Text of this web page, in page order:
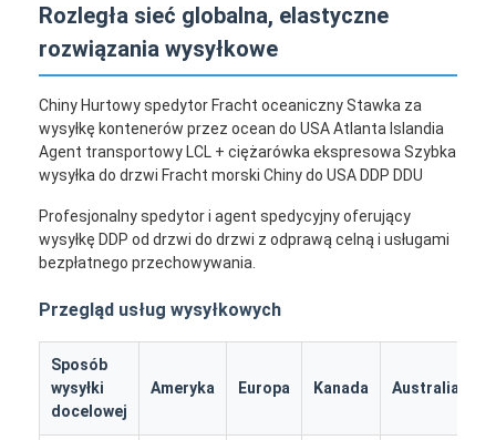
Rozległa sieć globalna, elastyczne
rozwiązania wysyłkowe
Chiny Hurtowy spedytor Fracht oceaniczny Stawka za
wysyłkę kontenerów przez ocean do USA Atlanta Islandia
Agent transportowy LCL + ciężarówka ekspresowa Szybka
wysyłka do drzwi Fracht morski Chiny do USA DDP DDU
Profesjonalny spedytor i agent spedycyjny oferujący
wysyłkę DDP od drzwi do drzwi z odprawą celną i usługami
bezpłatnego przechowywania.
Przegląd usług wysyłkowych
Sposób
wysyłki
docelowej
Ameryka Europa Kanada Australia